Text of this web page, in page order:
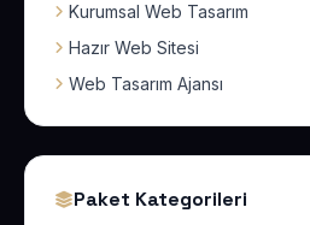
Kurumsal Web Tasarım
Hazır Web Sitesi
Web Tasarım Ajansı
Paket Kategorileri